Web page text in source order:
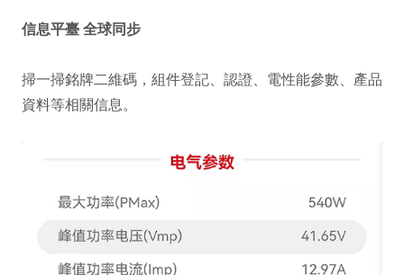
信息平臺 全球同步
掃一掃銘牌二維碼，組件登記、認證、電性能參數、產品
資料等相關信息。